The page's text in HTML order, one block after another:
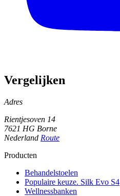
Vergelijken
Adres
Rientjesoven 14
7621 HG Borne
Nederland Route
Producten
Behandelstoelen
Populaire keuze. Silk Evo S4
Wellnessbanken